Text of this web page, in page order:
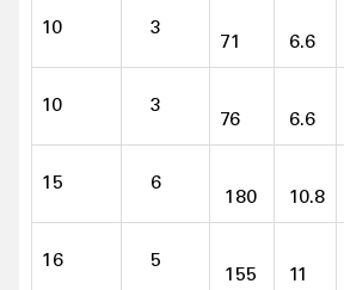
10 3
71 6.6
10 3
76 6.6
15 6
180 10.8
16 5
155 11